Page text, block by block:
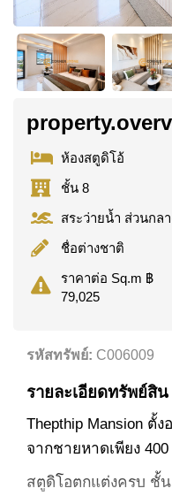
ห้องสตูดิโอ้
ชั้น 8
สระว่ายน้ำ ส่วนกล
ชื่อต่างชาติ
ราคาต่อ Sq.m ฿
79,025
รหัสทรัพย์: C006009
รายละเอียดทรัพย์สิน
Thepthip Mansion ตั้
จากชายหาดเพียง 400
สตูดิโอตกแต่งครบ ชั้